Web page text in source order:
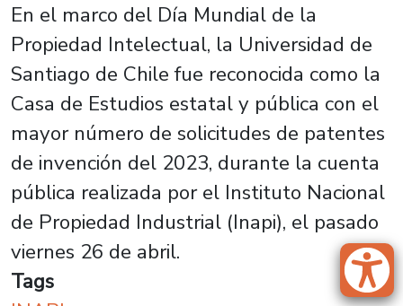
En el marco del Día Mundial de la
Propiedad Intelectual, la Universidad de
Santiago de Chile fue reconocida como la
Casa de Estudios estatal y pública con el
mayor número de solicitudes de patentes
de invención del 2023, durante la cuenta
pública realizada por el Instituto Nacional
de Propiedad Industrial (Inapi), el pasado
viernes 26 de abril.
Tags